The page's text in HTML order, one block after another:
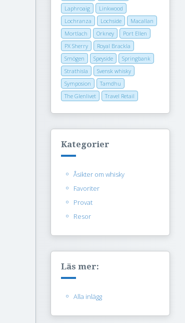
Laphroaig
Linkwood
Lochranza
Lochside
Macallan
Mortlach
Orkney
Port Ellen
PX Sherry
Royal Brackla
Smögen
Speyside
Springbank
Strathisla
Svensk whisky
Symposion
Tamdhu
The Glenlivet
Travel Retail
Kategorier
Åsikter om whisky
Favoriter
Provat
Resor
Läs mer:
Alla inlägg